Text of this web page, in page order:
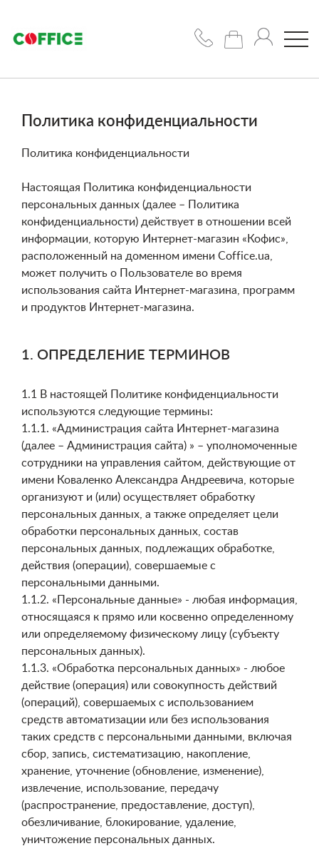
Политика конфиденциальности
Политика конфиденциальности
Настоящая Политика конфиденциальности
персональных данных (далее – Политика
конфиденциальности) действует в отношении всей
информации, которую Интернет-магазин «Кофис»,
расположенный на доменном имени Coffice.ua,
может получить о Пользователе во время
использования сайта Интернет-магазина, программ
и продуктов Интернет-магазина.
1. ОПРЕДЕЛЕНИЕ ТЕРМИНОВ
1.1 В настоящей Политике конфиденциальности
используются следующие термины:
1.1.1. «Администрация сайта Интернет-магазина
(далее – Администрация сайта) » – уполномоченные
сотрудники на управления сайтом, действующие от
имени Коваленко Александра Андреевича, которые
организуют и (или) осуществляет обработку
персональных данных, а также определяет цели
обработки персональных данных, состав
персональных данных, подлежащих обработке,
действия (операции), совершаемые с
персональными данными.
1.1.2. «Персональные данные» - любая информация,
относящаяся к прямо или косвенно определенному
или определяемому физическому лицу (субъекту
персональных данных).
1.1.3. «Обработка персональных данных» - любое
действие (операция) или совокупность действий
(операций), совершаемых с использованием
средств автоматизации или без использования
таких средств с персональными данными, включая
сбор, запись, систематизацию, накопление,
хранение, уточнение (обновление, изменение),
извлечение, использование, передачу
(распространение, предоставление, доступ),
обезличивание, блокирование, удаление,
уничтожение персональных данных.
Кофемашины
Кофе
Чашки/
сахар/
сиропы
Подобрать
решение
Условия